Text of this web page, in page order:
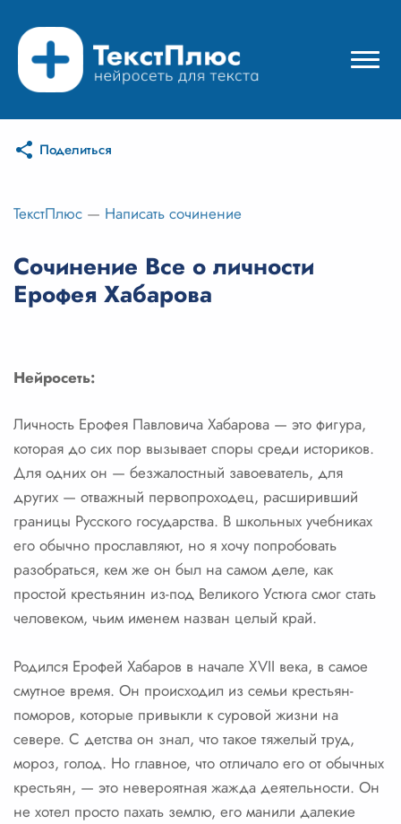
Режимы нейросети
Цены
Вход
Вход с Telegram
Поделиться
ТекстПлюс — Написать сочинение
Сочинение Все о личности
Ерофея Хабарова
Нейросеть:
Личность Ерофея Павловича Хабарова — это фигура,
которая до сих пор вызывает споры среди историков.
Для одних он — безжалостный завоеватель, для
других — отважный первопроходец, расширивший
границы Русского государства. В школьных учебниках
его обычно прославляют, но я хочу попробовать
разобраться, кем же он был на самом деле, как
простой крестьянин из-под Великого Устюга смог стать
человеком, чьим именем назван целый край.
Родился Ерофей Хабаров в начале XVII века, в самое
смутное время. Он происходил из семьи крестьян-
поморов, которые привыкли к суровой жизни на
севере. С детства он знал, что такое тяжелый труд,
мороз, голод. Но главное, что отличало его от обычных
крестьян, — это невероятная жажда деятельности. Он
не хотел просто пахать землю, его манили далекие